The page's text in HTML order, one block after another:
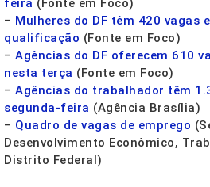
feira (Fonte em Foco)
– Mulheres do DF têm 420 vagas
qualificação (Fonte em Foco)
– Agências do DF oferecem 610
nesta terça (Fonte em Foco)
– Agências do trabalhador têm
segunda-feira (Agência Brasília)
– Quadro de vagas de emprego
Desenvolvimento Econômico,
Distrito Federal)